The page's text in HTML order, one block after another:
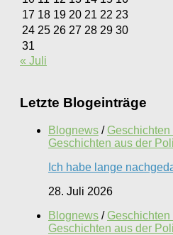
17 18 19 20 21 22 23
24 25 26 27 28 29 30
31
« Juli
Letzte Blogeinträge
Blognews /
Geschichten aus der
Ich habe lange
28. Juli 2026
Blognews /
Geschichten aus der